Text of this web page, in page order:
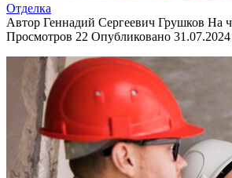
Отделка
Автор Геннадий Сергеевич Грушков На
Просмотров 22 Опубликовано 31.07.2024